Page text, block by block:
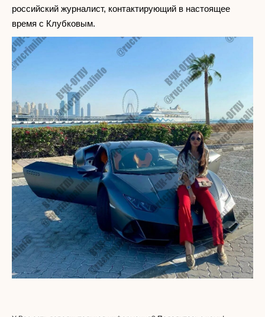
российский журналист, контактирующий в настоящее
время с Клубковым.